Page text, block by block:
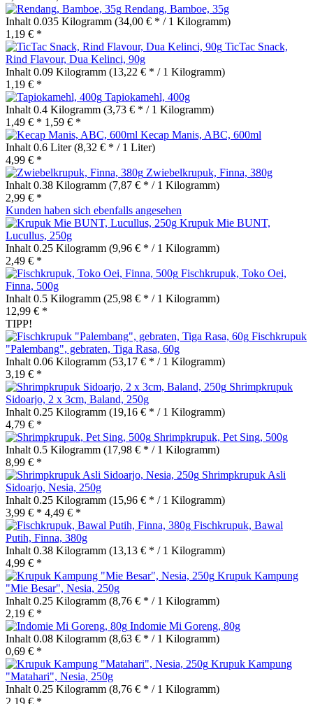
Rendang, Bamboe, 35g
Inhalt 0.035 Kilogramm (34,00 € * / 1 Kilogramm)
1,19 € *
TicTac Snack,
Rind Flavour, Dua Kelinci, 90g
Inhalt 0.09 Kilogramm (13,22 € * / 1 Kilogramm)
1,19 € *
Tapiokamehl, 400g
Inhalt 0.4 Kilogramm (3,73 € * / 1 Kilogramm)
1,49 € * 1,59 € *
Kecap Manis, ABC, 600ml
Inhalt 0.6 Liter(8,32 € * / 1 Liter)
4,99 € *
Zwiebelkrupuk, Finna, 380g
Inhalt 0.38 Kilogramm (7,87 € * / 1 Kilogramm)
2,99 € *
Kunden haben sich ebenfalls angesehen
Krupuk Mie BUNT,
Lucullus, 250g
Inhalt 0.25 Kilogramm (9,96 € * / 1 Kilogramm)
2,49 € *
Fischkrupuk, Toko Oei,
Finna, 500g
Inhalt 0.5 Kilogramm (25,98 € * / 1 Kilogramm)
12,99 € *
TIPP!
Fischkrupuk
"Palembang", gebraten, Tiga Rasa, 60g
Inhalt 0.06 Kilogramm (53,17 € * / 1 Kilogramm)
3,19 € *
Shrimpkrupuk
Sidoarjo, 2 x 3cm, Baland, 250g
Inhalt 0.25 Kilogramm (19,16 € * / 1 Kilogramm)
4,79 € *
Shrimpkrupuk, Pet Sing, 500g
Inhalt 0.5 Kilogramm (17,98 € * / 1 Kilogramm)
8,99 € *
Shrimpkrupuk Asli
Sidoarjo, Nesia, 250g
Inhalt 0.25 Kilogramm (15,96 € * / 1 Kilogramm)
3,99 € * 4,49 € *
Fischkrupuk, Bawal
Putih, Finna, 380g
Inhalt 0.38 Kilogramm (13,13 € * / 1 Kilogramm)
4,99 € *
Krupuk Kampung
"Mie Besar", Nesia, 250g
Inhalt 0.25 Kilogramm (8,76 € * / 1 Kilogramm)
2,19 € *
Indomie Mi Goreng, 80g
Inhalt 0.08 Kilogramm (8,63 € * / 1 Kilogramm)
0,69 € *
Krupuk Kampung
"Matahari", Nesia, 250g
Inhalt 0.25 Kilogramm (8,76 € * / 1 Kilogramm)
2,19 € *